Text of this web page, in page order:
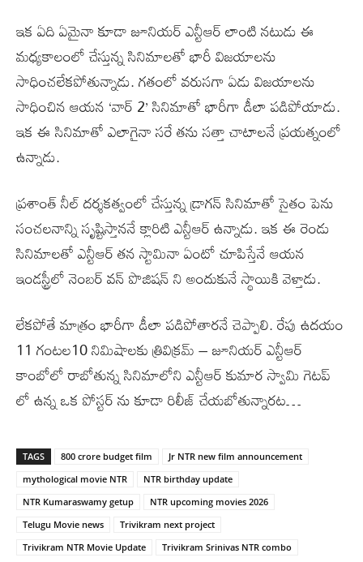
ఇక ఏది ఏమైనా కూడా జూనియర్ ఎన్టీఆర్ లాంటి నటుడు ఈ
మధ్యకాలంలో చేస్తున్న సినిమాలతో భారీ విజయాలను
సాధించలేకపోతున్నాడు. గతంలో వరుసగా ఏడు విజయాలను
సాధించిన ఆయన ‘వార్ 2’ సినిమాతో భారీగా డీలా పడిపోయాడు.
ఇక ఈ సినిమాతో ఎలాగైనా సరే తను సత్తా చాటాలనే ప్రయత్నంలో
ఉన్నాడు.
ప్రశాంత్ నీల్ దర్శకత్వంలో చేస్తున్న డ్రాగన్ సినిమాతో సైతం పెను
సంచలనాన్ని సృష్టిస్తాననే క్లారిటి ఎన్టీఆర్ ఉన్నాడు. ఇక ఈ రెండు
సినిమాలతో ఎన్టీఆర్ తన స్టామినా ఏంటో చూపిస్తేనే ఆయన
ఇండస్ట్రీలో నెంబర్ వన్ పొజిషన్ ని అందుకునే స్థాయికి వెళ్తాడు.
లేకపోతే మాత్రం భారీగా డీలా పడిపోతారనే చెప్పాలి. రేపు ఉదయం
11 గంటల10 నిమిషాలకు త్రివిక్రమ్ – జూనియర్ ఎన్టీఆర్
కాంబోలో రాబోతున్న సినిమాలోని ఎన్టీఆర్ కుమార స్వామి గెటప్
లో ఉన్న ఒక పోస్టర్ ను కూడా రిలీజ్ చేయబోతున్నారట…
TAGS 800 crore budget film
Jr NTR new film announcement
mythological movie NTR
NTR birthday update
NTR Kumaraswamy getup
NTR upcoming movies 2026
Telugu Movie news
Trivikram next project
Trivikram NTR Movie Update
Trivikram Srinivas NTR combo